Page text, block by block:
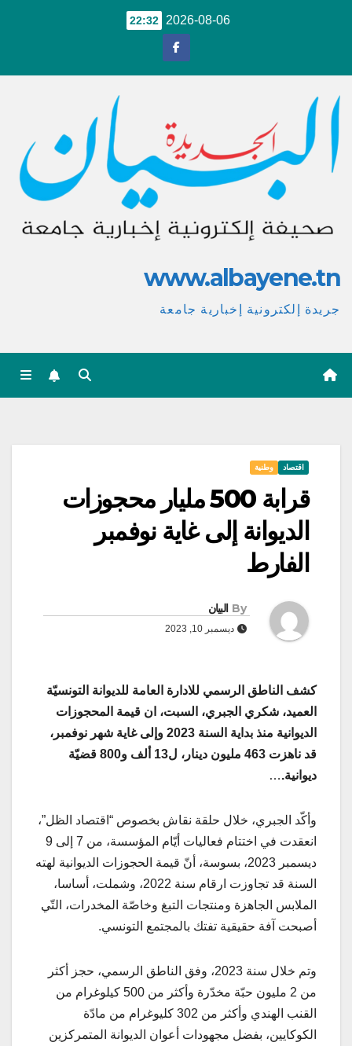
2026-08-06
22:32
www.albayene.tn
جريدة إلكترونية إخبارية جامعة
اقتصاد وطنية
قرابة 500 مليار محجوزات
الديوانة إلى غاية نوفمبر
الفارط
By البيان
ديسمبر 10, 2023
كشف الناطق الرسمي للادارة العامة للديوانة التونسيّة
العميد، شكري الجبري، السبت، ان قيمة المحجوزات
الديوانية منذ بداية السنة 2023 وإلى غاية شهر نوفمبر،
قد ناهزت 463 مليون دينار، ل13 ألف و800 قضيّة
ديوانية.…
وأكّد الجبري، خلال حلقة نقاش بخصوص “اقتصاد الظل”،
انعقدت في اختتام فعاليات أيّام المؤسسة، من 7 إلى 9
ديسمبر 2023، بسوسة، أنّ قيمة الحجوزات الديوانية لهته
السنة قد تجاوزت ارقام سنة 2022، وشملت، أساسا،
الملابس الجاهزة ومنتجات التبغ وخاصّة المخدرات، التّي
أصبحت آفة حقيقية تفتك بالمجتمع التونسي.
وتم خلال سنة 2023، وفق الناطق الرسمي، حجز أكثر
من 2 مليون حبّة مخدّرة وأكثر من 500 كيلوغرام من
القنب الهندي وأكثر من 302 كليوغرام من مادّة
الكوكايين، بفضل مجهودات أعوان الديوانة المتمركزين